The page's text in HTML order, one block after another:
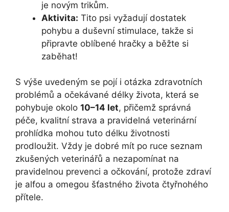
je novým trikům.
Aktivita: Tito psi vyžadují dostatek
pohybu a duševní stimulace, takže si
připravte oblíbené hračky a běžte si
zaběhat!
S výše uvedeným se pojí i otázka zdravotních
problémů a očekávané délky života, která se
pohybuje okolo 10–14 let, přičemž správná
péče, kvalitní strava a pravidelná veterinární
prohlídka mohou tuto délku životnosti
prodloužit. Vždy je dobré mít po ruce seznam
zkušených veterinářů a nezapomínat na
pravidelnou prevenci a očkování, protože zdraví
je alfou a omegou šťastného života čtyřnohého
přítele.